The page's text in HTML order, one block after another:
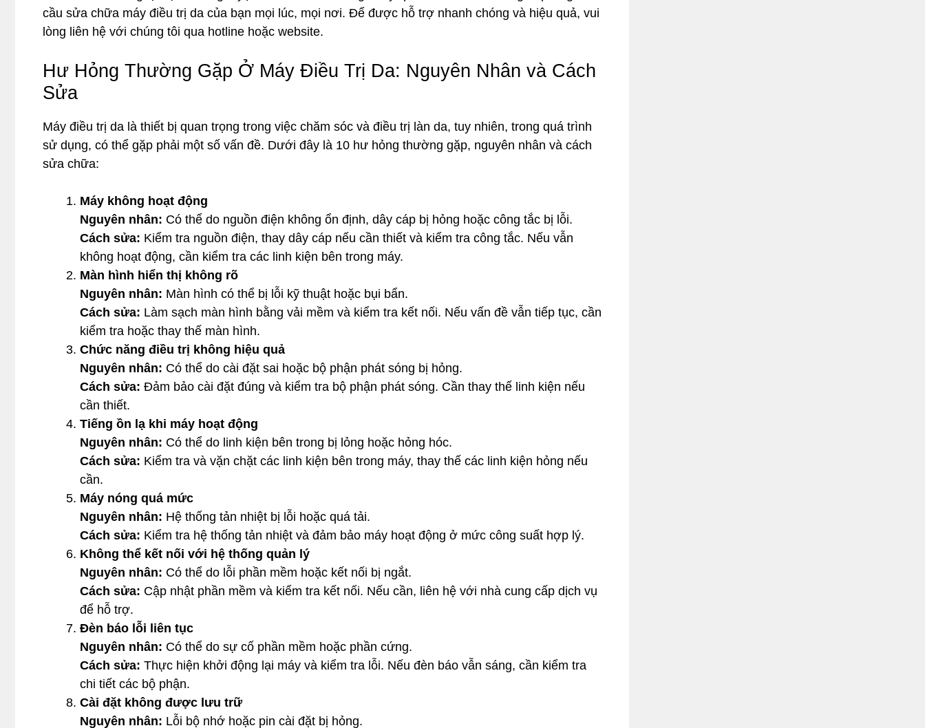
cầu sửa chữa máy điều trị da của bạn mọi lúc, mọi nơi. Để được hỗ trợ nhanh chóng và hiệu quả, vui
lòng liên hệ với chúng tôi qua hotline hoặc website.
Hư Hỏng Thường Gặp Ở Máy Điều Trị Da: Nguyên Nhân và Cách
Sửa
Máy điều trị da là thiết bị quan trọng trong việc chăm sóc và điều trị làn da, tuy nhiên, trong quá trình
sử dụng, có thể gặp phải một số vấn đề. Dưới đây là 10 hư hỏng thường gặp, nguyên nhân và cách
sửa chữa:
Máy không hoạt động
Nguyên nhân: Có thể do nguồn điện không ổn định, dây cáp bị hỏng hoặc công tắc bị lỗi.
Cách sửa: Kiểm tra nguồn điện, thay dây cáp nếu cần thiết và kiểm tra công tắc. Nếu vẫn
không hoạt động, cần kiểm tra các linh kiện bên trong máy.
Màn hình hiển thị không rõ
Nguyên nhân: Màn hình có thể bị lỗi kỹ thuật hoặc bụi bẩn.
Cách sửa: Làm sạch màn hình bằng vải mềm và kiểm tra kết nối. Nếu vấn đề vẫn tiếp tục, cần
kiểm tra hoặc thay thế màn hình.
Chức năng điều trị không hiệu quả
Nguyên nhân: Có thể do cài đặt sai hoặc bộ phận phát sóng bị hỏng.
Cách sửa: Đảm bảo cài đặt đúng và kiểm tra bộ phận phát sóng. Cần thay thế linh kiện nếu
cần thiết.
Tiếng ồn lạ khi máy hoạt động
Nguyên nhân: Có thể do linh kiện bên trong bị lỏng hoặc hỏng hóc.
Cách sửa: Kiểm tra và vặn chặt các linh kiện bên trong máy, thay thế các linh kiện hỏng nếu
cần.
Máy nóng quá mức
Nguyên nhân: Hệ thống tản nhiệt bị lỗi hoặc quá tải.
Cách sửa: Kiểm tra hệ thống tản nhiệt và đảm bảo máy hoạt động ở mức công suất hợp lý.
Không thể kết nối với hệ thống quản lý
Nguyên nhân: Có thể do lỗi phần mềm hoặc kết nối bị ngắt.
Cách sửa: Cập nhật phần mềm và kiểm tra kết nối. Nếu cần, liên hệ với nhà cung cấp dịch vụ
để hỗ trợ.
Đèn báo lỗi liên tục
Nguyên nhân: Có thể do sự cố phần mềm hoặc phần cứng.
Cách sửa: Thực hiện khởi động lại máy và kiểm tra lỗi. Nếu đèn báo vẫn sáng, cần kiểm tra
chi tiết các bộ phận.
Cài đặt không được lưu trữ
Nguyên nhân: Lỗi bộ nhớ hoặc pin cài đặt bị hỏng.